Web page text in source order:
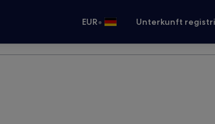
EUR• Unterkunft